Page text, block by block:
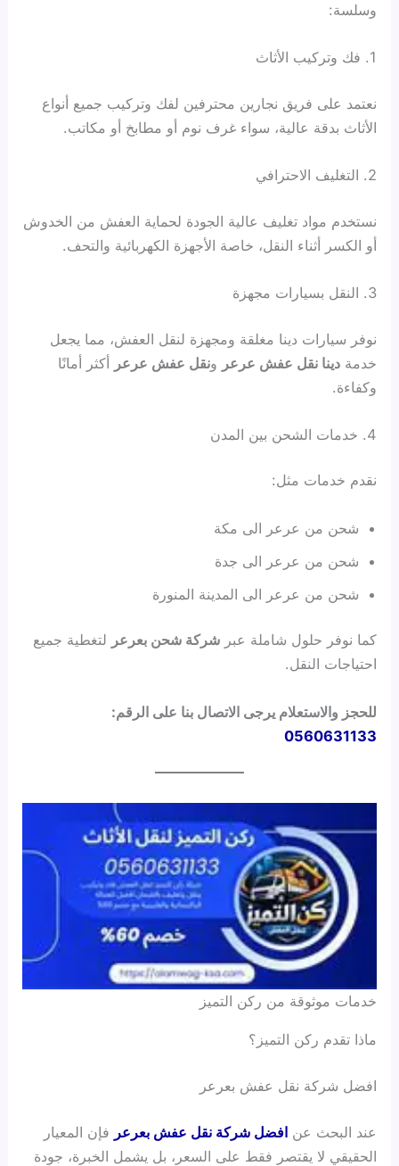
وسلسة:
1. فك وتركيب الأثاث
نعتمد على فريق نجارين محترفين لفك وتركيب جميع أنواع
الأثاث بدقة عالية، سواء غرف نوم أو مطابخ أو مكاتب.
2. التغليف الاحترافي
نستخدم مواد تغليف عالية الجودة لحماية العفش من الخدوش
أو الكسر أثناء النقل، خاصة الأجهزة الكهربائية والتحف.
3. النقل بسيارات مجهزة
نوفر سيارات دينا مغلقة ومجهزة لنقل العفش، مما يجعل
خدمةدينا نقل عفش عرعر ونقل عفش عرعر أكثر أمانًا
وكفاءة.
4. خدمات الشحن بين المدن
نقدم خدمات مثل:
شحن من عرعر الى مكة
شحن من عرعر الى جدة
شحن من عرعر الى المدينة المنورة
كما نوفر حلول شاملة عبرشركة شحن بعرعر لتغطية جميع
احتياجات النقل.
للحجز والاستعلام يرجى الاتصال بنا على الرقم:
0560631133
خدمات موثوقة من ركن التميز
ماذا تقدم ركن التميز؟
افضل شركة نقل عفش بعرعر
عند البحث عنافضل شركة نقل عفش بعرعر فإن المعيار
الحقيقي لا يقتصر فقط على السعر، بل يشمل الخبرة، جودة